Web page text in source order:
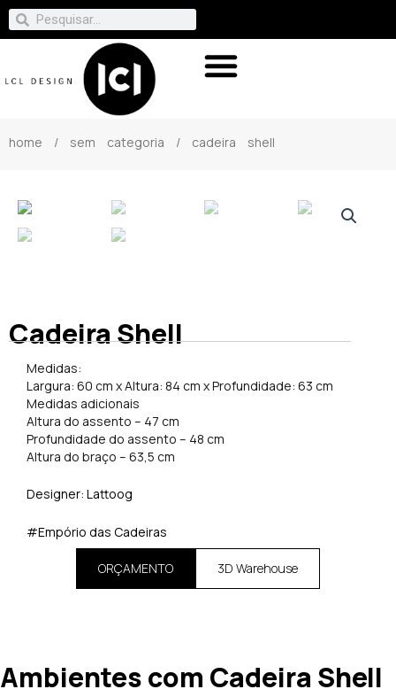
home / sem categoria / cadeira shell
Cadeira Shell
Medidas:
Largura: 60 cm x Altura: 84 cm x Profundidade: 63 cm
Medidas adicionais
Altura do assento – 47 cm
Profundidade do assento – 48 cm
Altura do braço – 63,5 cm
Designer: Lattoog
#Empório das Cadeiras
ORÇAMENTO 3D Warehouse
Ambientes com Cadeira Shell